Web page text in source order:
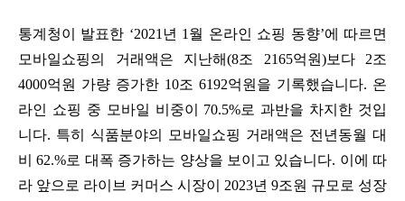
통계청이 발표한 ‘2021년 1월 온라인 쇼핑 동향’에 따르면
모바일쇼핑의 거래액은 지난해(8조 2165억원)보다 2조
4000억원 가량 증가한 10조 6192억원을 기록했습니다. 온
라인 쇼핑 중 모바일 비중이 70.5%로 과반을 차지한 것입
니다. 특히 식품분야의 모바일쇼핑 거래액은 전년동월 대
비 62.%로 대폭 증가하는 양상을 보이고 있습니다. 이에 따
라 앞으로 라이브 커머스 시장이 2023년 9조원 규모로 성장